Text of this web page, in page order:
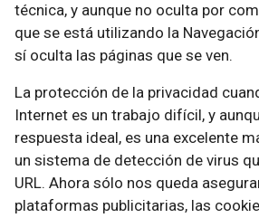
técnica, y aunque no oculta por
que se está utilizando la
sí oculta las páginas que se ven.
La protección de la privacidad
Internet es un trabajo difícil, y
respuesta ideal, es una excelente
un sistema de detección de virus
URL. Ahora sólo nos queda
plataformas publicitarias, las